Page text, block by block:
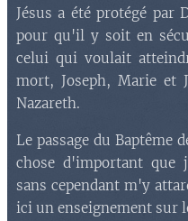
Jésus a été protégé par
pour qu'il y soit en
celui qui voulait
mort, Joseph, Marie et
Nazareth.
Le passage du Baptême
chose d'important que
sans cependant m'y
ici un enseignement sur